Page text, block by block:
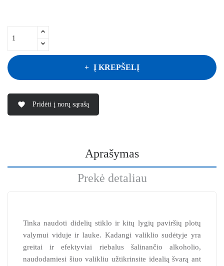
Į KREPŠELĮ
favorite Pridėti į norų sąrašą
Aprašymas
Prekė detaliau
Tinka naudoti didelių stiklo ir kitų lygių paviršių plotų
valymui viduje ir lauke. Kadangi valiklio sudėtyje yra
greitai ir efektyviai riebalus šalinančio alkoholio,
naudodamiesi šiuo valikliu užtikrinsite idealią švarą ant